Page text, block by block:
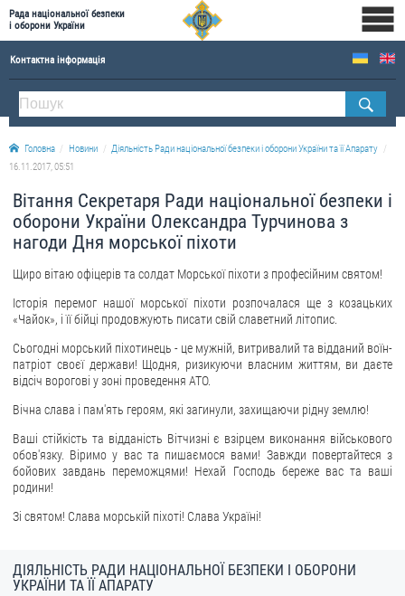
Рада національної безпеки
і оборони України
Контактна інформація
ПРО РНБОУ
Склад Ради національної безпеки і оборони України
Апарат Ради національної безпеки і оборони України
Історична довідка про діяльність Ради національної безпеки і оборони України
ОФІЦІЙНІ ДОКУМЕНТИ
ПРЕСЦЕНТР
Новини
Drone Deals
Фотогалерея
ЗВЕРНЕННЯ ГРОМАДЯН
Звернення громадян
Організація доступу до публічної інформації
Головна Новини
Діяльність Ради національної безпеки і оборони України та її Апарату
16.11.2017, 05:51
Вітання Секретаря Ради національної безпеки і
оборони України Олександра Турчинова з
нагоди Дня морської піхоти
Щиро вітаю офіцерів та солдат Морської піхоти з професійним святом!
Історія перемог нашої морської піхоти розпочалася ще з козацьких
«Чайок», і її бійці продовжують писати свій славетний літопис.
Сьогодні морський піхотинець - це мужній, витривалий та відданий воїн-
патріот своєї держави! Щодня, ризикуючи власним життям, ви даєте
відсіч ворогові у зоні проведення АТО.
Вічна слава і пам'ять героям, які загинули, захищаючи рідну землю!
Ваші стійкість та відданість Вітчизні є взірцем виконання військового
обов'язку. Віримо у вас та пишаємося вами! Завжди повертайтеся з
бойових завдань переможцями! Нехай Господь береже вас та ваші
родини!
Зі святом! Слава морській піхоті! Слава Україні!
ДІЯЛЬНІСТЬ РАДИ НАЦІОНАЛЬНОЇ БЕЗПЕКИ І ОБОРОНИ
УКРАЇНИ ТА ЇЇ АПАРАТУ